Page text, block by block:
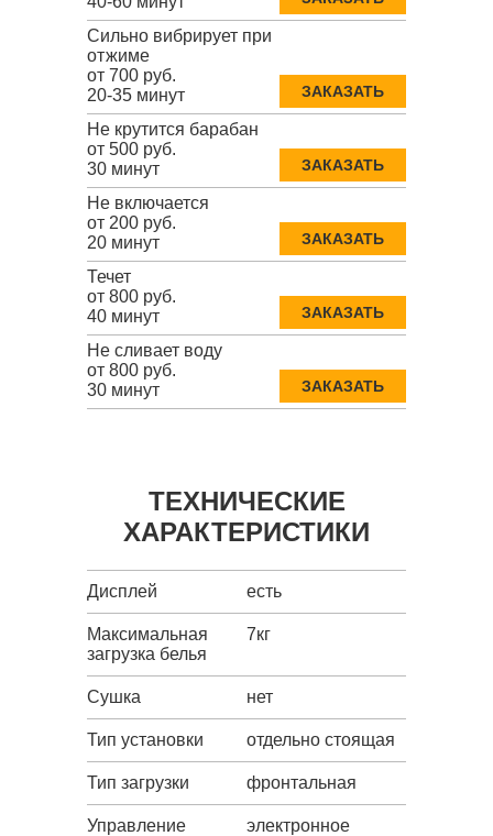
Сильно вибрирует при
отжиме
от 700 руб.
20-35 минут
ЗАКАЗАТЬ
Не крутится барабан
от 500 руб.
30 минут
ЗАКАЗАТЬ
Не включается
от 200 руб.
20 минут
ЗАКАЗАТЬ
Течет
от 800 руб.
40 минут
ЗАКАЗАТЬ
Не сливает воду
от 800 руб.
30 минут
ЗАКАЗАТЬ
ТЕХНИЧЕСКИЕ
ХАРАКТЕРИСТИКИ
Дисплей есть
Максимальная
загрузка белья
7кг
Сушка нет
Тип установки отдельно стоящая
Тип загрузки фронтальная
Управление электронное